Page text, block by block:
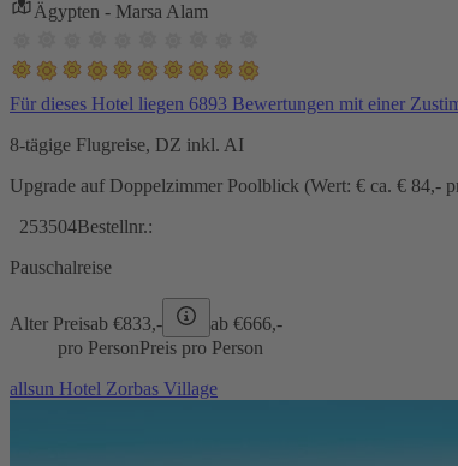
Ägypten - Marsa Alam
Für dieses Hotel liegen 6893 Bewertungen mit einer
8-tägige Flugreise, DZ inkl. AI
Upgrade auf Doppelzimmer Poolblick (Wert: € ca. € 84,-
253504Bestellnr.:
Pauschalreise
Alter Preisab €833,- ab €666,-
pro PersonPreis pro Person
allsun Hotel Zorbas Village